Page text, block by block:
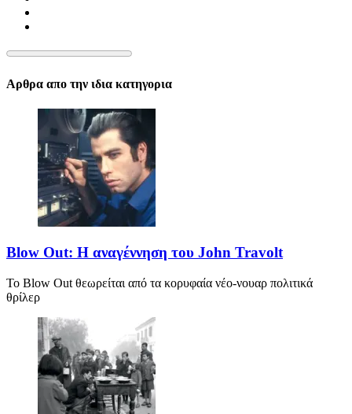
Αρθρα απο την ιδια κατηγορια
Blow Out: Η αναγέννηση του John Travolt
Το Blow Out θεωρείται από τα κορυφαία νέο-νουαρ πολιτικά
θρίλερ